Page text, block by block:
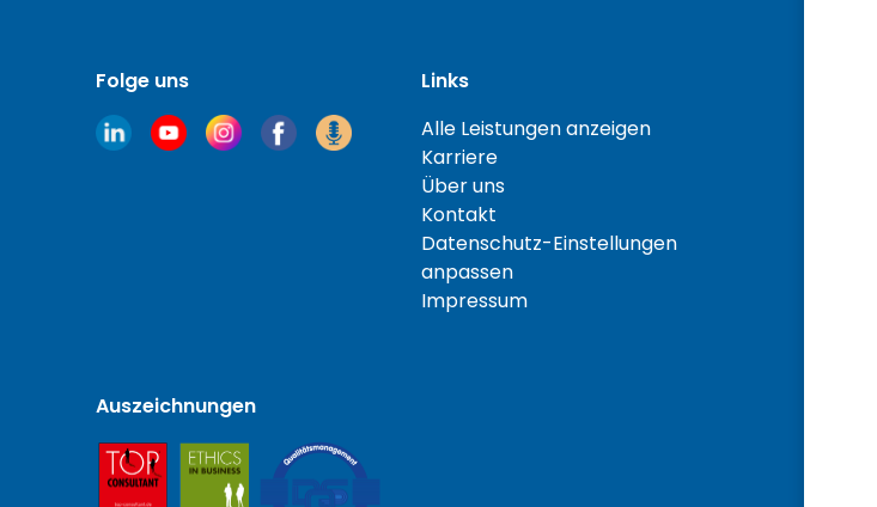
Folge uns
Links
Alle Leistungen anzeigen
Karriere
Über uns
Kontakt
Datenschutz-Einstellungen
anpassen
Impressum
Auszeichnungen